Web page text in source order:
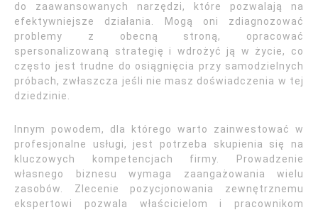
do zaawansowanych narzędzi, które pozwalają na
efektywniejsze działania. Mogą oni zdiagnozować
problemy z obecną stroną, opracować
spersonalizowaną strategię i wdrożyć ją w życie, co
często jest trudne do osiągnięcia przy samodzielnych
próbach, zwłaszcza jeśli nie masz doświadczenia w tej
dziedzinie.
Innym powodem, dla którego warto zainwestować w
profesjonalne usługi, jest potrzeba skupienia się na
kluczowych kompetencjach firmy. Prowadzenie
własnego biznesu wymaga zaangażowania wielu
zasobów. Zlecenie pozycjonowania zewnętrznemu
ekspertowi pozwala właścicielom i pracownikom